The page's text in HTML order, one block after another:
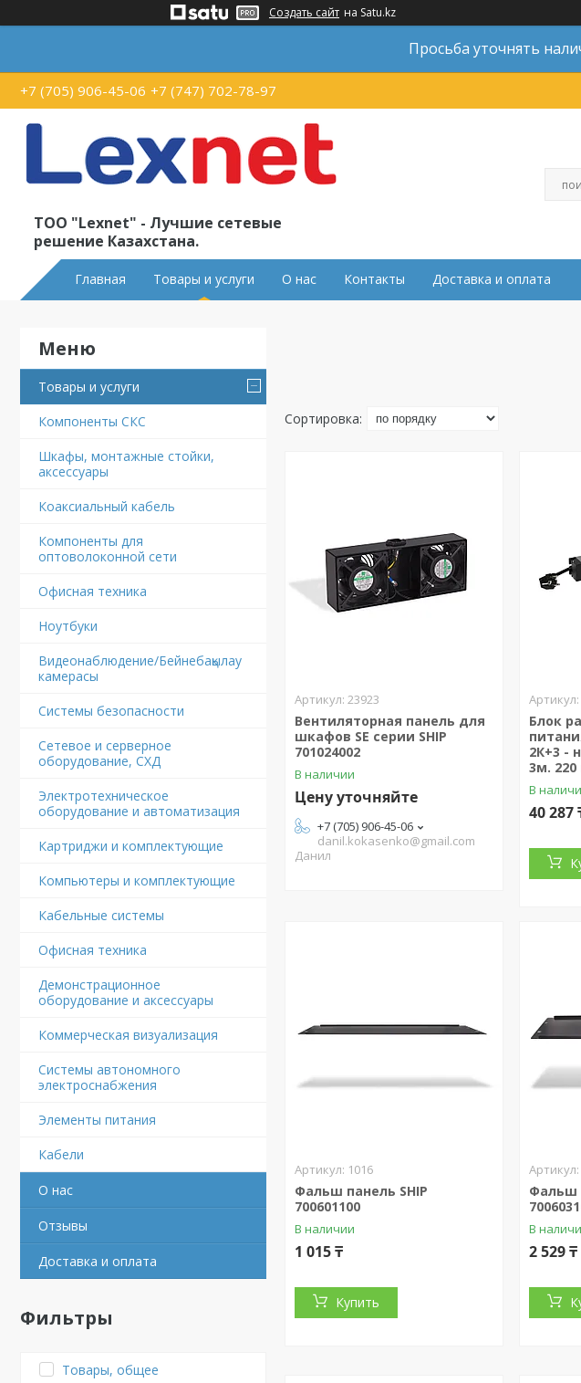
Создать сайт на Satu.kz
Просьба уточнять
+7 (705) 906-45-06 +7 (747) 702-78-97
ТОО "Lexnet" - Лучшие сетевые
решение Казахстана.
Главная Товары и услуги О нас Контакты Доставка и оплата
Товары и услуги
Компоненты СКС
Шкафы, монтажные стойки,
аксессуары
Коаксиальный кабель
Компоненты для
оптоволоконной сети
Офисная техника
Ноутбуки
Видеонаблюдение/Бейнебақылау
камерасы
Системы безопасности
Сетевое и серверное
оборудование, СХД
Электротехническое
оборудование и автоматизация
Картриджи и комплектующие
Компьютеры и комплектующие
Кабельные системы
Офисная техника
Демонстрационное
оборудование и аксессуары
Коммерческая визуализация
Системы автономного
электроснабжения
Элементы питания
Кабели
О нас
Отзывы
Доставка и оплата
Фильтры
Товары, общее
23923
Вентиляторная панель для
шкафов SE серии SHIP
701024002
В наличии
Цену уточняйте
+7 (705) 906-45-06
danil.kokasenko@gmail.com
Данил
Блок
2К+3 -
3м. 220
В
40 287
1016
Фальш панель SHIP
700601100
В наличии
1 015 ₸
Купить
Фальш
В
2 529 ₸